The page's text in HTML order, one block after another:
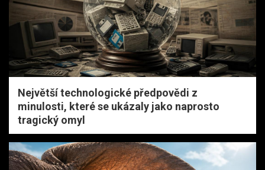
Největší technologické předpovědi z
minulosti, které se ukázaly jako naprosto
tragický omyl